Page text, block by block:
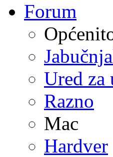
Forum
Ured za
Razno
Mac
Hardver